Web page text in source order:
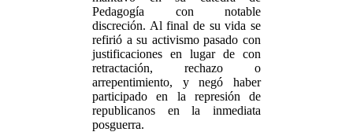
Pedagogía con notable
discreción. Al final de su vida se
refirió a su activismo pasado con
justificaciones en lugar de con
retractación, rechazo o
arrepentimiento, y negó haber
participado en la represión de
republicanos en la inmediata
posguerra.